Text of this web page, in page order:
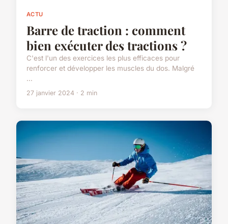
ACTU
Barre de traction : comment
bien exécuter des tractions ?
C'est l'un des exercices les plus efficaces pour
renforcer et développer les muscles du dos. Malgré
...
27 janvier 2024 · 2 min